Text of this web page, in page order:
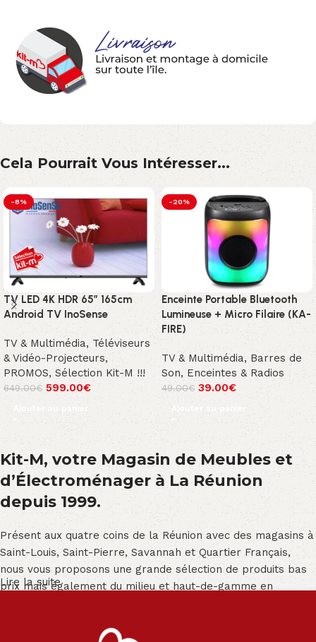
Cela Pourrait Vous Intéresser...
-8%
TV LED 4K HDR 65″ 165cm
Android TV InoSense
TV & Multimédia, Téléviseurs
& Vidéo-Projecteurs,
PROMOS, Sélection Kit-M !!!
649.00€ 599.00€
Ajouter au panier
-20%
Enceinte Portable Bluetooth
Lumineuse + Micro Filaire (KA-
FIRE)
TV & Multimédia, Barres de
Son, Enceintes & Radios
49.00€ 39.00€
Ajouter au panier
Kit-M, votre Magasin de Meubles et
d’Électroménager à La Réunion
depuis 1999.
Présent aux quatre coins de la Réunion avec des magasins à
Saint-Louis, Saint-Pierre, Savannah et Quartier Français,
nous vous proposons une grande sélection de produits bas
prix mais également du milieu et haut-de-gamme en
Salon angle - Salon convertible - Salon relax - Canapé -
Lire la suite